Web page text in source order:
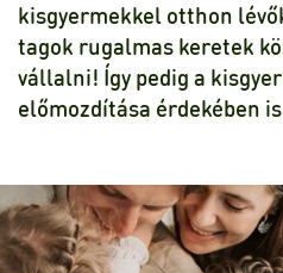
kisgyermekkel otthon
tagok rugalmas keretek
vállalni! Így pedig a
előmozdítása érdekében